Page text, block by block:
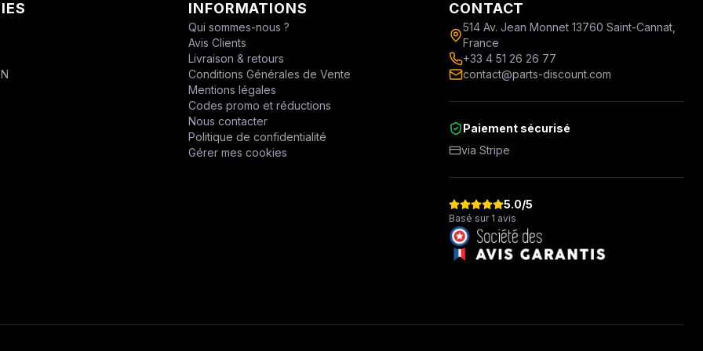
CHABAS
D.P.P.M.
DESVOYS
DEUTZ
DIVERS
INFORMATIONS
Qui sommes-nous ?
Avis Clients
Livraison & retours
Conditions Générales de Vente
Mentions légales
Codes promo et réductions
Nous contacter
Politique de confidentialité
Gérer mes cookies
CONTACT
514 Av. Jean Monnet 13760 Saint-Cannat,
France
+33 4 51 26 26 77
contact@parts-discount.com
Paiement sécurisé
via Stripe
5.0/5
Basé sur 1 avis